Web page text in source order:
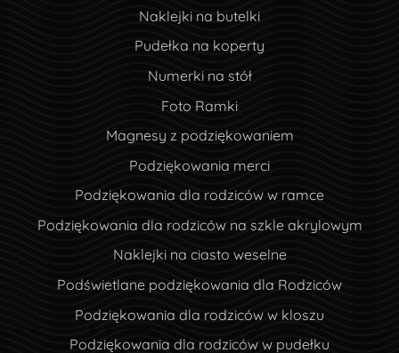
Naklejki na butelki
Pudełka na koperty
Numerki na stół
Foto Ramki
Magnesy z podziękowaniem
Podziękowania merci
Podziękowania dla rodziców w ramce
Podziękowania dla rodziców na szkle akrylowym
Naklejki na ciasto weselne
Podświetlane podziękowania dla Rodziców
Podziękowania dla rodziców w kloszu
Podziękowania dla rodziców w pudełku